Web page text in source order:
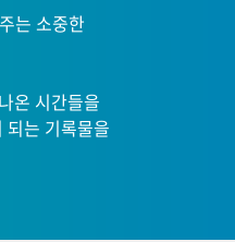
는 소중한
온 시간들을
되는 기록물을